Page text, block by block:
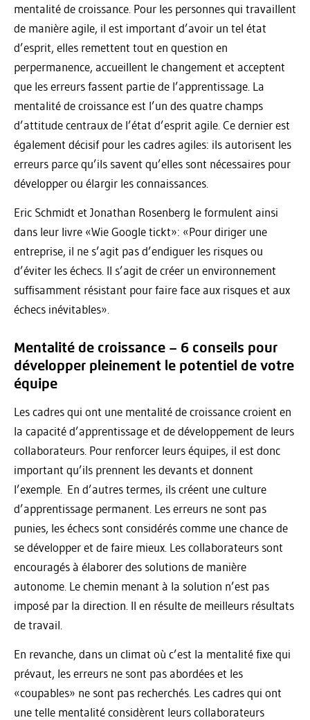
mentalité de croissance. Pour les personnes qui travaillent
de manière agile, il est important d’avoir un tel état
d’esprit, elles remettent tout en question en
perpermanence, accueillent le changement et acceptent
que les erreurs fassent partie de l’apprentissage. La
mentalité de croissance est l’un des quatre champs
d’attitude centraux de l’état d’esprit agile. Ce dernier est
également décisif pour les cadres agiles: ils autorisent les
erreurs parce qu’ils savent qu’elles sont nécessaires pour
développer ou élargir les connaissances.
Eric Schmidt et Jonathan Rosenberg le formulent ainsi
dans leur livre «Wie Google tickt»: «Pour diriger une
entreprise, il ne s’agit pas d’endiguer les risques ou
d’éviter les échecs. Il s’agit de créer un environnement
suffisamment résistant pour faire face aux risques et aux
échecs inévitables».
Mentalité de croissance – 6 conseils pour
développer pleinement le potentiel de votre
équipe
Les cadres qui ont une mentalité de croissance croient en
la capacité d’apprentissage et de développement de leurs
collaborateurs. Pour renforcer leurs équipes, il est donc
important qu’ils prennent les devants et donnent
l’exemple. En d’autres termes, ils créent une culture
d’apprentissage perma­nent. Les erreurs ne sont pas
punies, les échecs sont considérés comme une chance de
se développer et de faire mieux. Les collaborateurs sont
encouragés à élaborer des solutions de manière
autonome. Le chemin menant à la solution n’est pas
imposé par la direction. Il en résulte de meilleurs résultats
de travail.
En revanche, dans un climat où c’est la mentalité fixe qui
prévaut, les erreurs ne sont pas abordées et les
«coupables» ne sont pas recherchés. Les cadres qui ont
une telle mentalité considèrent leurs collaborateurs